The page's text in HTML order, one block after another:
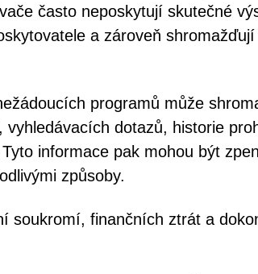
často neposkytují skutečné
a zároveň
programů může
dotazů, historie
informace pak mohou být
způsoby.
soukromí, finančních ztrát a